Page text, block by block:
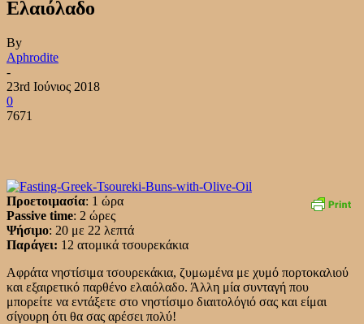
Ελαιόλαδο
By
Aphrodite
-
23rd Ιούνιος 2018
0
7671
Προετοιμασία: 1 ώρα
Passive time: 2 ώρες
Ψήσιμο: 20 με 22 λεπτά
Παράγει: 12 ατομικά τσουρεκάκια
Αφράτα νηστίσιμα τσουρεκάκια, ζυμωμένα με χυμό πορτοκαλιού
και εξαιρετικό παρθένο ελαιόλαδο. Άλλη μία συνταγή που
μπορείτε να εντάξετε στο νηστίσιμο διαιτολόγιό σας και είμαι
σίγουρη ότι θα σας αρέσει πολύ!